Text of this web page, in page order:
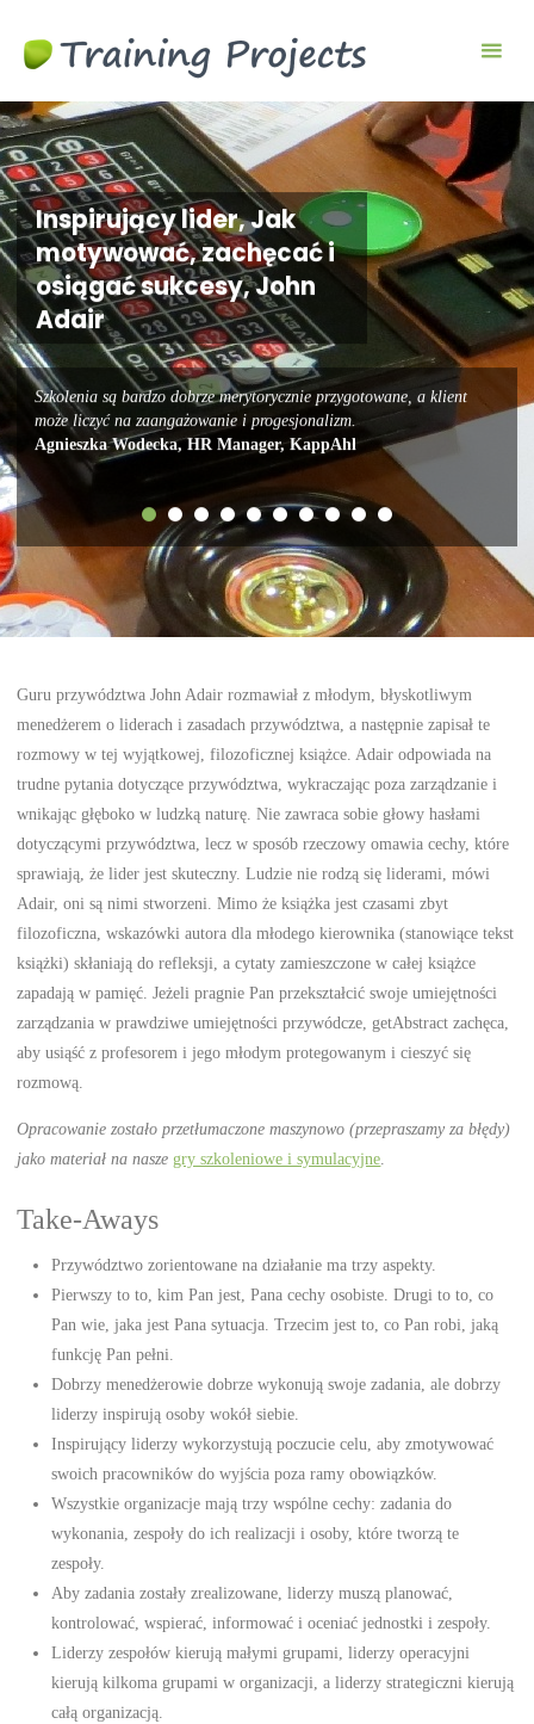
biznesowe i
Inspirujący lider, Jak
motywować, zachęcać i
osiągać sukcesy, John
Adair
Szkolenia są bardzo dobrze merytorycznie przygotowane, a klient
może liczyć na zaangażowanie i progesjonalizm.
Agnieszka Wodecka, HR Manager, KappAhl
Guru przywództwa John Adair rozmawiał z młodym, błyskotliwym
menedżerem o liderach i zasadach przywództwa, a następnie zapisał te
rozmowy w tej wyjątkowej, filozoficznej książce. Adair odpowiada na
trudne pytania dotyczące przywództwa, wykraczając poza zarządzanie i
wnikając głęboko w ludzką naturę. Nie zawraca sobie głowy hasłami
dotyczącymi przywództwa, lecz w sposób rzeczowy omawia cechy, które
sprawiają, że lider jest skuteczny. Ludzie nie rodzą się liderami, mówi
Adair, oni są nimi stworzeni. Mimo że książka jest czasami zbyt
filozoficzna, wskazówki autora dla młodego kierownika (stanowiące tekst
książki) skłaniają do refleksji, a cytaty zamieszczone w całej książce
zapadają w pamięć. Jeżeli pragnie Pan przekształcić swoje umiejętności
zarządzania w prawdziwe umiejętności przywódcze, getAbstract zachęca,
aby usiąść z profesorem i jego młodym protegowanym i cieszyć się
rozmową.
Opracowanie zostało przetłumaczone maszynowo (przepraszamy za błędy)
jako materiał na nasze gry szkoleniowe i symulacyjne.
Take-Aways
Przywództwo zorientowane na działanie ma trzy aspekty.
Pierwszy to to, kim Pan jest, Pana cechy osobiste. Drugi to to, co
Pan wie, jaka jest Pana sytuacja. Trzecim jest to, co Pan robi, jaką
funkcję Pan pełni.
Dobrzy menedżerowie dobrze wykonują swoje zadania, ale dobrzy
liderzy inspirują osoby wokół siebie.
Inspirujący liderzy wykorzystują poczucie celu, aby zmotywować
swoich pracowników do wyjścia poza ramy obowiązków.
Wszystkie organizacje mają trzy wspólne cechy: zadania do
wykonania, zespoły do ich realizacji i osoby, które tworzą te
zespoły.
Aby zadania zostały zrealizowane, liderzy muszą planować,
kontrolować, wspierać, informować i oceniać jednostki i zespoły.
Liderzy zespołów kierują małymi grupami, liderzy operacyjni
kierują kilkoma grupami w organizacji, a liderzy strategiczni kierują
całą organizacją.